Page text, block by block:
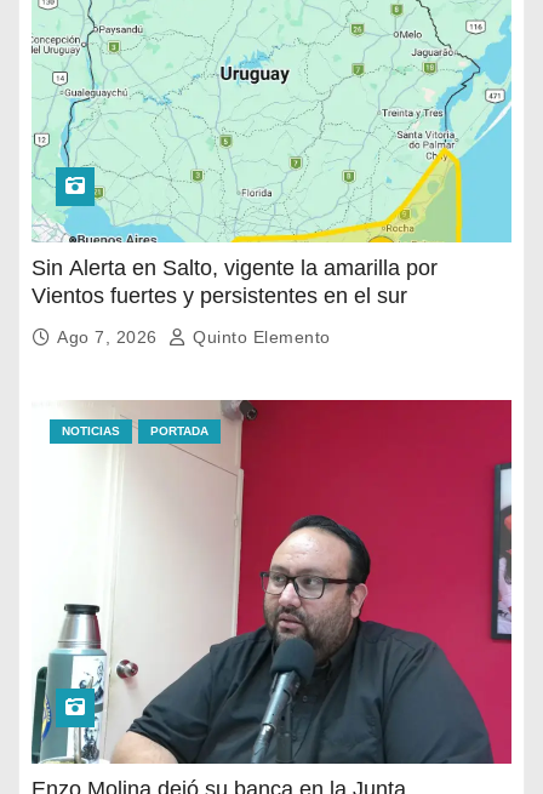
Sin Alerta en Salto, vigente la amarilla por
Vientos fuertes y persistentes en el sur
Ago 7, 2026 Quinto Elemento
NOTICIAS PORTADA